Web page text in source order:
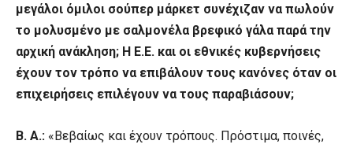
μεγάλοι όμιλοι σούπερ μάρκετ συνέχιζαν να πωλούν
το μολυσμένο με σαλμονέλα βρεφικό γάλα παρά την
αρχική ανάκληση; Η Ε.Ε. και οι εθνικές κυβερνήσεις
έχουν τον τρόπο να επιβάλουν τους κανόνες όταν οι
επιχειρήσεις επιλέγουν να τους παραβιάσουν;
Β. Α.: «Βεβαίως και έχουν τρόπους. Πρόστιμα, ποινές,